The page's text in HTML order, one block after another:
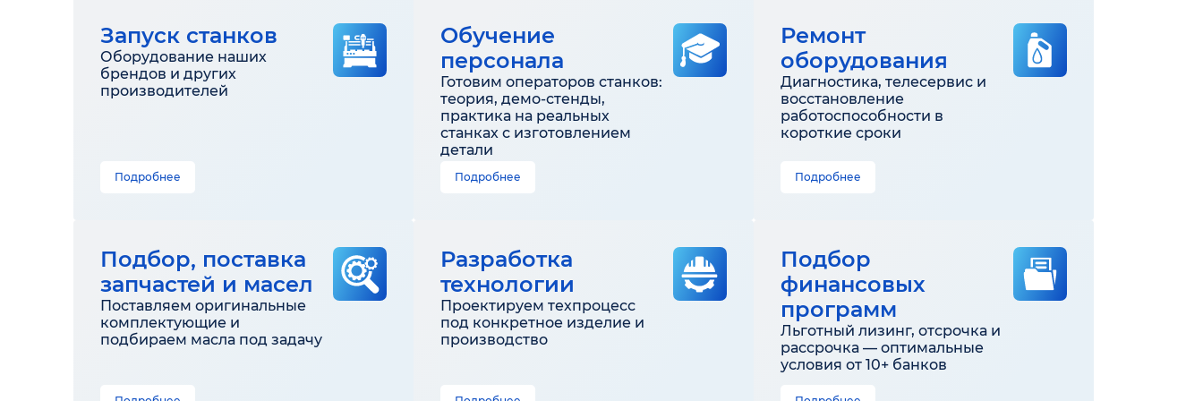
Запуск станков
Оборудование наших
брендов и других
производителей
Подробнее
Обучение
персонала
Готовим операторов станков:
теория, демо-стенды,
практика на реальных
станках с изготовлением
детали
Подробнее
Ремонт
оборудования
Диагностика, телесервис и
восстановление
работоспособности в
короткие сроки
Подробнее
Подбор, поставка
запчастей и масел
Поставляем оригинальные
комплектующие и
подбираем масла под задачу
Разработка
технологии
Проектируем техпроцесс
под конкретное изделие и
производство
Подбор
финансовых
программ
Льготный лизинг, отсрочка и
рассрочка — оптимальные
условия от 10+ банков